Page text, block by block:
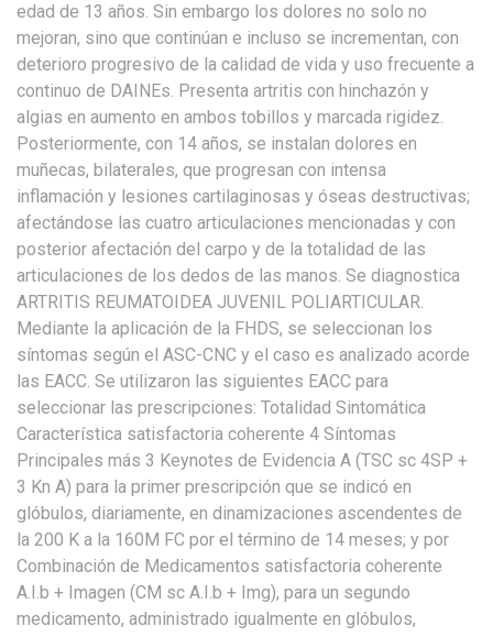
edad de 13 años. Sin embargo los dolores no solo no
mejoran, sino que continúan e incluso se incrementan, con
deterioro progresivo de la calidad de vida y uso frecuente a
continuo de DAINEs. Presenta artritis con hinchazón y
algias en aumento en ambos tobillos y marcada rigidez.
Posteriormente, con 14 años, se instalan dolores en
muñecas, bilaterales, que progresan con intensa
inflamación y lesiones cartilaginosas y óseas destructivas;
afectándose las cuatro articulaciones mencionadas y con
posterior afectación del carpo y de la totalidad de las
articulaciones de los dedos de las manos. Se diagnostica
ARTRITIS REUMATOIDEA JUVENIL POLIARTICULAR.
Mediante la aplicación de la FHDS, se seleccionan los
síntomas según el ASC-CNC y el caso es analizado acorde
las EACC. Se utilizaron las siguientes EACC para
seleccionar las prescripciones: Totalidad Sintomática
Característica satisfactoria coherente 4 Síntomas
Principales más 3 Keynotes de Evidencia A (TSC sc 4SP +
3 Kn A) para la primer prescripción que se indicó en
glóbulos, diariamente, en dinamizaciones ascendentes de
la 200 K a la 160M FC por el término de 14 meses; y por
Combinación de Medicamentos satisfactoria coherente
A.I.b + Imagen (CM sc A.I.b + Img), para un segundo
medicamento, administrado igualmente en glóbulos,